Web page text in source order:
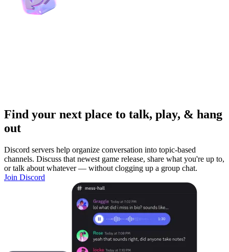
Find your next place to talk, play, & hang
out
Discord servers help organize conversation into topic-based
channels. Discuss that newest game release, share what you're up to,
or talk about whatever — without clogging up a group chat.
Join Discord